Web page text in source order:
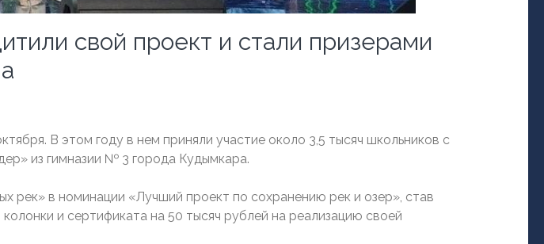
свой проект и стали призерами
В этом году в нем приняли участие около 3,5 тысяч школьников с
из гимназии № 3 города Кудымкара.
рек» в номинации «Лучший проект по сохранению рек и озер», став
и сертификата на 50 тысяч рублей на реализацию своей